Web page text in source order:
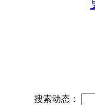
搜索动态：